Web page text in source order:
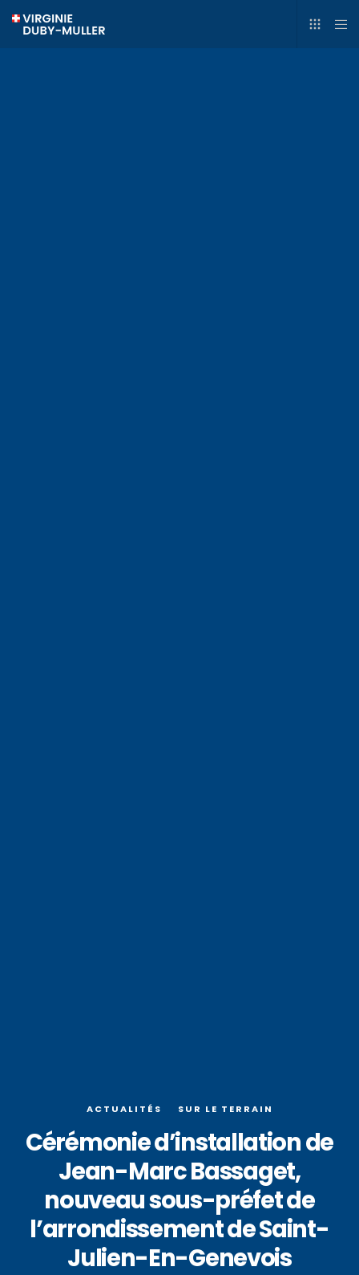
ACTUALITÉS SUR LE TERRAIN
Cérémonie d’installation de
Jean-Marc Bassaget,
nouveau sous-préfet de
l’arrondissement de Saint-
Julien-En-Genevois